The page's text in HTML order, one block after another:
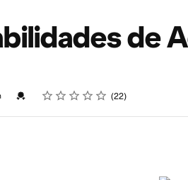
de
Credential For Completion
Rating
1 star
2 stars
3 stars
4 stars
5 stars 22